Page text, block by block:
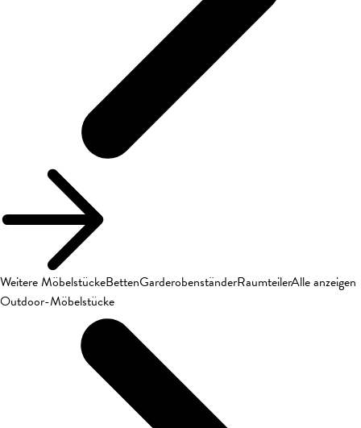
Weitere MöbelstückeBettenGarderobenständerRaumteilerAlle anzeigen
Outdoor-Möbelstücke